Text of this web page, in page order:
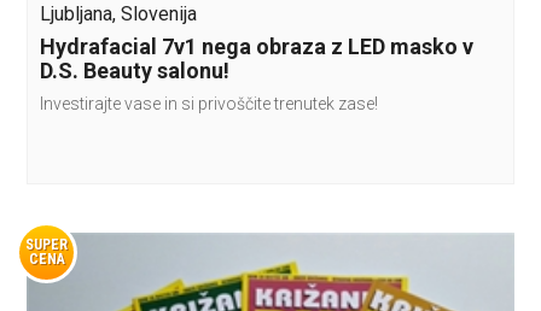
Ljubljana, Slovenija
Hydrafacial 7v1 nega obraza z LED masko v
D.S. Beauty salonu!
Investirajte vase in si privoščite trenutek zase!
SUPER
CENA